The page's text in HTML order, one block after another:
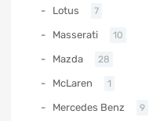
Lotus 7
Masserati 10
Mazda 28
McLaren 1
Mercedes Benz 9